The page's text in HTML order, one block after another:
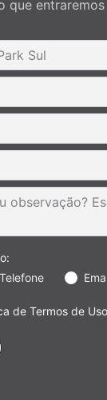
que
Telefone
de Termos de